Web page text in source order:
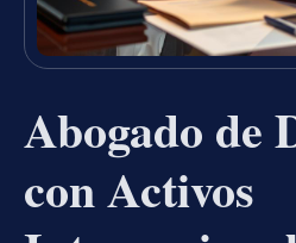
Abogado de
con Activos